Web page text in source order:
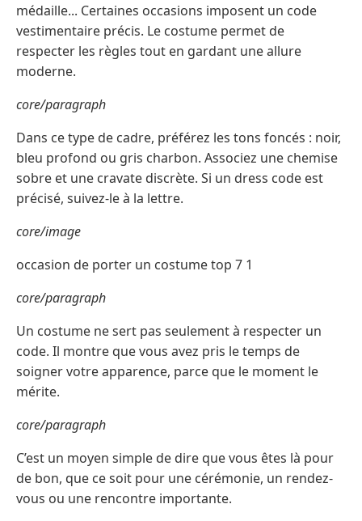
médaille... Certaines occasions imposent un code
vestimentaire précis. Le costume permet de
respecter les règles tout en gardant une allure
moderne.
core/paragraph
Dans ce type de cadre, préférez les tons foncés : noir,
bleu profond ou gris charbon. Associez une chemise
sobre et une cravate discrète. Si un dress code est
précisé, suivez-le à la lettre.
core/image
occasion de porter un costume top 7 1
core/paragraph
Un costume ne sert pas seulement à respecter un
code. Il montre que vous avez pris le temps de
soigner votre apparence, parce que le moment le
mérite.
core/paragraph
C’est un moyen simple de dire que vous êtes là pour
de bon, que ce soit pour une cérémonie, un rendez-
vous ou une rencontre importante.